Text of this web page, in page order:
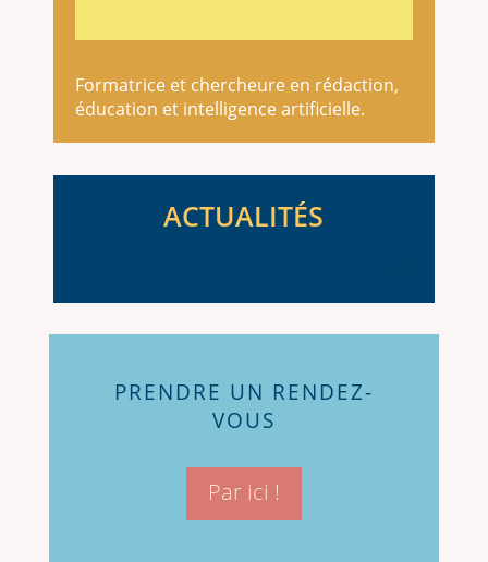
Formatrice et chercheure en rédaction,
éducation et intelligence artificielle.
ACTUALITÉS
PRENDRE UN RENDEZ-
VOUS
Par ici !